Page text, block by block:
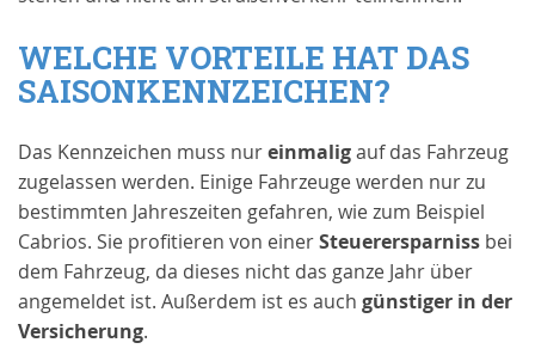
WELCHE VORTEILE HAT DAS
SAISONKENNZEICHEN?
Das Kennzeichen muss nureinmaligauf das Fahrzeug
zugelassen werden. Einige Fahrzeuge werden nur zu
bestimmten Jahreszeiten gefahren, wie zum Beispiel
Cabrios. Sie profitieren von einerSteuerersparniss bei
dem Fahrzeug, da dieses nicht das ganze Jahr über
angemeldet ist. Außerdem ist es auch günstiger in der
Versicherung.